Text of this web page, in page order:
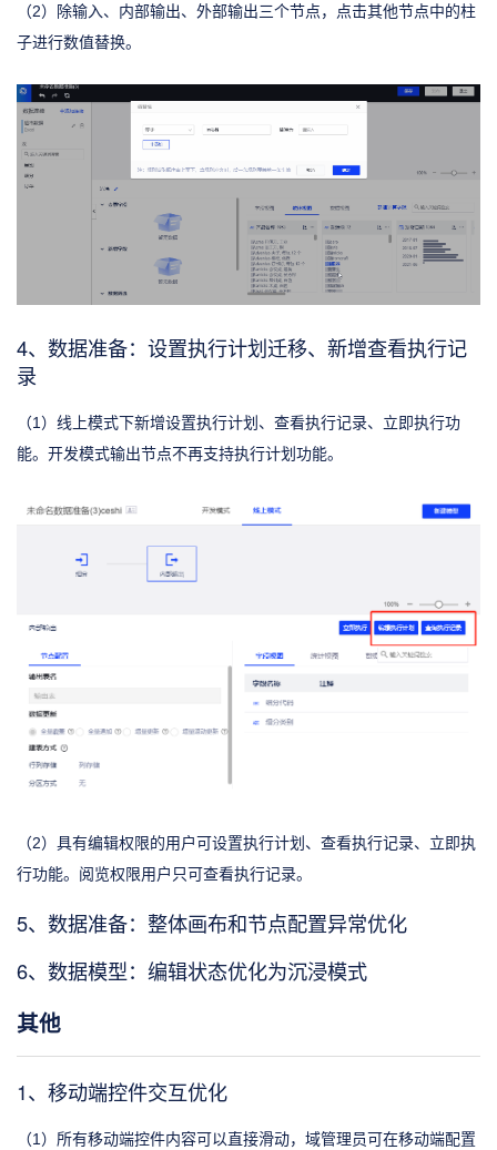
（2）除输入、内部输出、外部输出三个节点，点击其他节点中的柱
子进行数值替换。
4、数据准备：设置执行计划迁移、新增查看执行记
录
（1）线上模式下新增设置执行计划、查看执行记录、立即执行功
能。开发模式输出节点不再支持执行计划功能。
（2）具有编辑权限的用户可设置执行计划、查看执行记录、立即执
行功能。阅览权限用户只可查看执行记录。
5、数据准备：整体画布和节点配置异常优化
6、数据模型：编辑状态优化为沉浸模式
其他
1、移动端控件交互优化
（1）所有移动端控件内容可以直接滑动，域管理员可在移动端配置